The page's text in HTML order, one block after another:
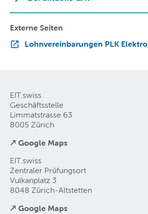
Externe Seiten
Lohnvereinbarungen PLK Elektro
EIT.swiss
Geschäftsstelle
Limmatstrasse 63
8005 Zürich
↗ Google Maps
EIT.swiss
Zentraler Prüfungsort
Vulkanplatz 3
8048 Zürich-Altstetten
↗ Google Maps